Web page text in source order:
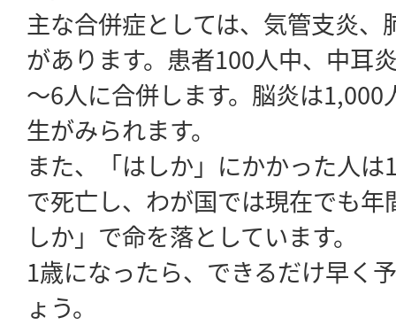
主な合併症としては、気管支炎、
があります。患者100人中、中耳
～6人に合併します。脳炎は
生がみられます。
また、「はしか」にかかった人
で死亡し、わが国では現在でも
しか」で命を落としています。
1歳になったら、できるだけ早く
ょう。